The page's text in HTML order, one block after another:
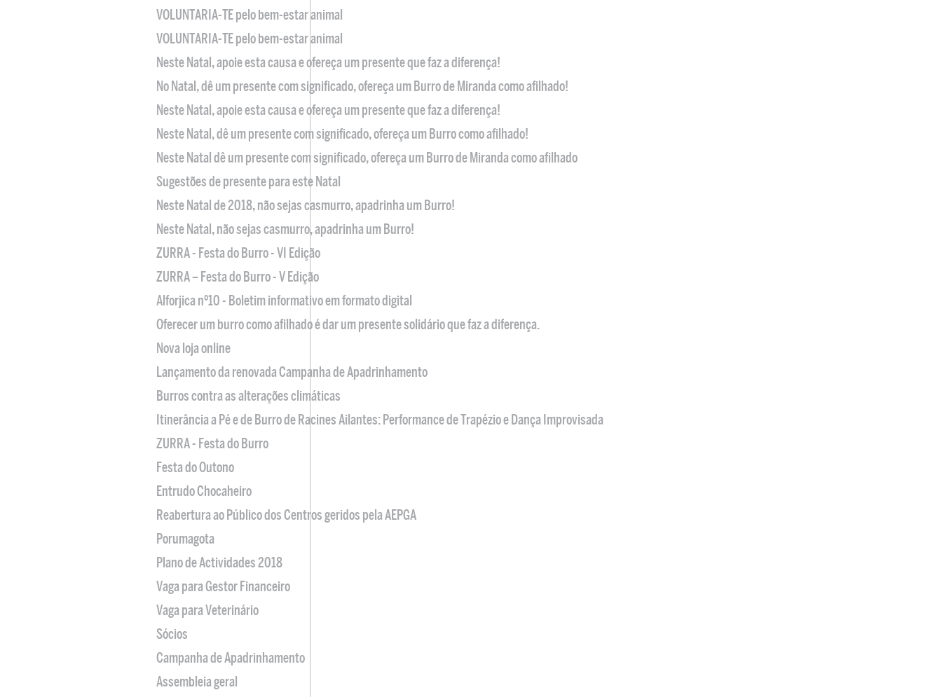
VOLUNTARIA-TE pelo bem-estar animal
VOLUNTARIA-TE pelo bem-estar animal
Neste Natal, apoie esta causa e ofereça um presente que faz a diferença!
No Natal, dê um presente com significado, ofereça um Burro de Miranda como afilhado!
Neste Natal, apoie esta causa e ofereça um presente que faz a diferença!
Neste Natal, dê um presente com significado, ofereça um Burro como afilhado!
Neste Natal dê um presente com significado, ofereça um Burro de Miranda como afilhado
Sugestões de presente para este Natal
Neste Natal de 2018, não sejas casmurro, apadrinha um Burro!
Neste Natal, não sejas casmurro, apadrinha um Burro!
ZURRA - Festa do Burro - VI Edição
ZURRA – Festa do Burro - V Edição
Alforjica nº10 - Boletim informativo em formato digital
Oferecer um burro como afilhado é dar um presente solidário que faz a diferença.
Nova loja online
Lançamento da renovada Campanha de Apadrinhamento
Burros contra as alterações climáticas
Itinerância a Pé e de Burro de Racines Ailantes: Performance de Trapézio e Dança Improvisada
ZURRA - Festa do Burro
Festa do Outono
Entrudo Chocaheiro
Reabertura ao Público dos Centros geridos pela AEPGA
Porumagota
Plano de Actividades 2018
Vaga para Gestor Financeiro
Vaga para Veterinário
Sócios
Campanha de Apadrinhamento
Assembleia geral